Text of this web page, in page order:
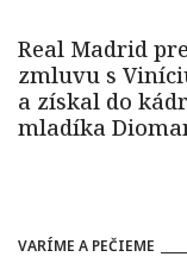
VARÍME A PEČIEME